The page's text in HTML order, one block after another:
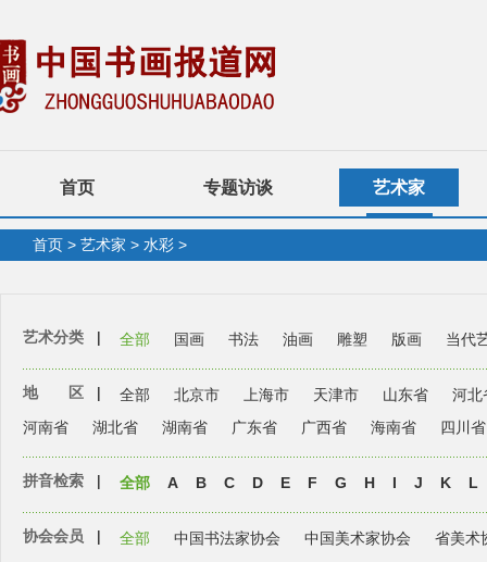
首页 专题访谈 艺术家
首页 > 艺术家 > 水彩 >
艺术分类 | 全部 国画 书法 油画 雕塑 版画 当代
地 区 | 全部 北京市 上海市 天津市 山东省
河北
河南省
湖北省 湖南省 广东省 广西省 海南省 四川省
拼音检索 | 全部 A B C D E F G H I J K L
协会会员 | 全部 中国书法家协会 中国美术家协会 省美术